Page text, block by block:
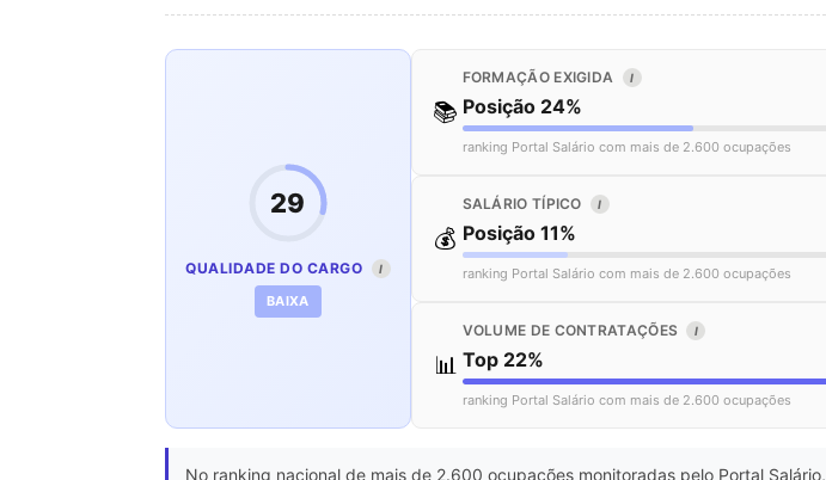
29
QUALIDADE DO CARGO I
BAIXA
📚
FORMAÇÃO EXIGIDA I
Posição 24%
ranking Portal Salário com mais de 2.600 ocupações
💰
SALÁRIO TÍPICO I
Posição 11%
ranking Portal Salário com mais de 2.600 ocupações
📊
VOLUME DE CONTRATAÇÕES I
Top 22%
ranking Portal Salário com mais de 2.600 ocupações
No ranking nacional de mais de 2.600 ocupações monitoradas pelo Portal Salário,